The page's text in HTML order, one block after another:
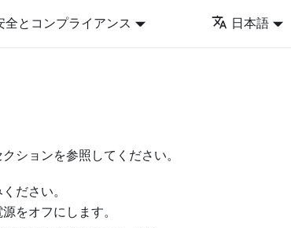
全とコンプライアンス 日本語
ションを参照してください。
ださい。
をオフにします。